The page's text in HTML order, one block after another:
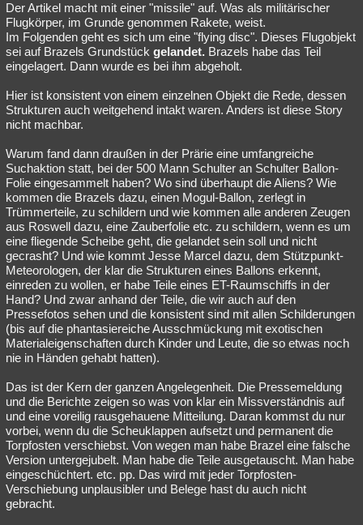
Der Artikel macht mit einer "missile" auf. Was als militärischer
Flugkörper, im Grunde genommen Rakete, weist.
Im Folgenden geht es sich um eine "flying disc". Dieses Flugobjekt
sei auf Brazels Grundstück gelandet. Brazels habe das Teil
eingelagert. Dann wurde es bei ihm abgeholt.
Hier ist konsistent von einem einzelnen Objekt die Rede, dessen
Strukturen auch weitgehend intakt waren. Anders ist diese Story
nicht machbar.
Warum fand dann draußen in der Prärie eine umfangreiche
Suchaktion statt, bei der 500 Mann Schulter an Schulter Ballon-
Folie eingesammelt haben? Wo sind überhaupt die Aliens? Wie
kommen die Brazels dazu, einen Mogul-Ballon, zerlegt in
Trümmerteile, zu schildern und wie kommen alle anderen Zeugen
aus Roswell dazu, eine Zauberfolie etc. zu schildern, wenn es um
eine fliegende Scheibe geht, die gelandet sein soll und nicht
gecrasht? Und wie kommt Jesse Marcel dazu, dem Stützpunkt-
Meteorologen, der klar die Strukturen eines Ballons erkennt,
einreden zu wollen, er habe Teile eines ET-Raumschiffs in der
Hand? Und zwar anhand der Teile, die wir auch auf den
Pressefotos sehen und die konsistent sind mit allen Schilderungen
(bis auf die phantasiereiche Ausschmückung mit exotischen
Materialeigenschaften durch Kinder und Leute, die so etwas noch
nie in Händen gehabt hatten).
Das ist der Kern der ganzen Angelegenheit. Die Pressemeldung
und die Berichte zeigen so was von klar ein Missverständnis auf
und eine voreilig rausgehauene Mitteilung. Daran kommst du nur
vorbei, wenn du die Scheuklappen aufsetzt und permanent die
Torpfosten verschiebst. Von wegen man habe Brazel eine falsche
Version untergejubelt. Man habe die Teile ausgetauscht. Man habe
eingeschüchtert. etc. pp. Das wird mit jeder Torpfosten-
Verschiebung unplausibler und Belege hast du auch nicht
gebracht.